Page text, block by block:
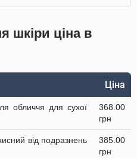
шкіри ціна в
Ціна
обличчя для сухої
368.00
грн
від подразнень
385.00
грн